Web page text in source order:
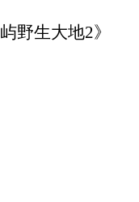
野生大地2》